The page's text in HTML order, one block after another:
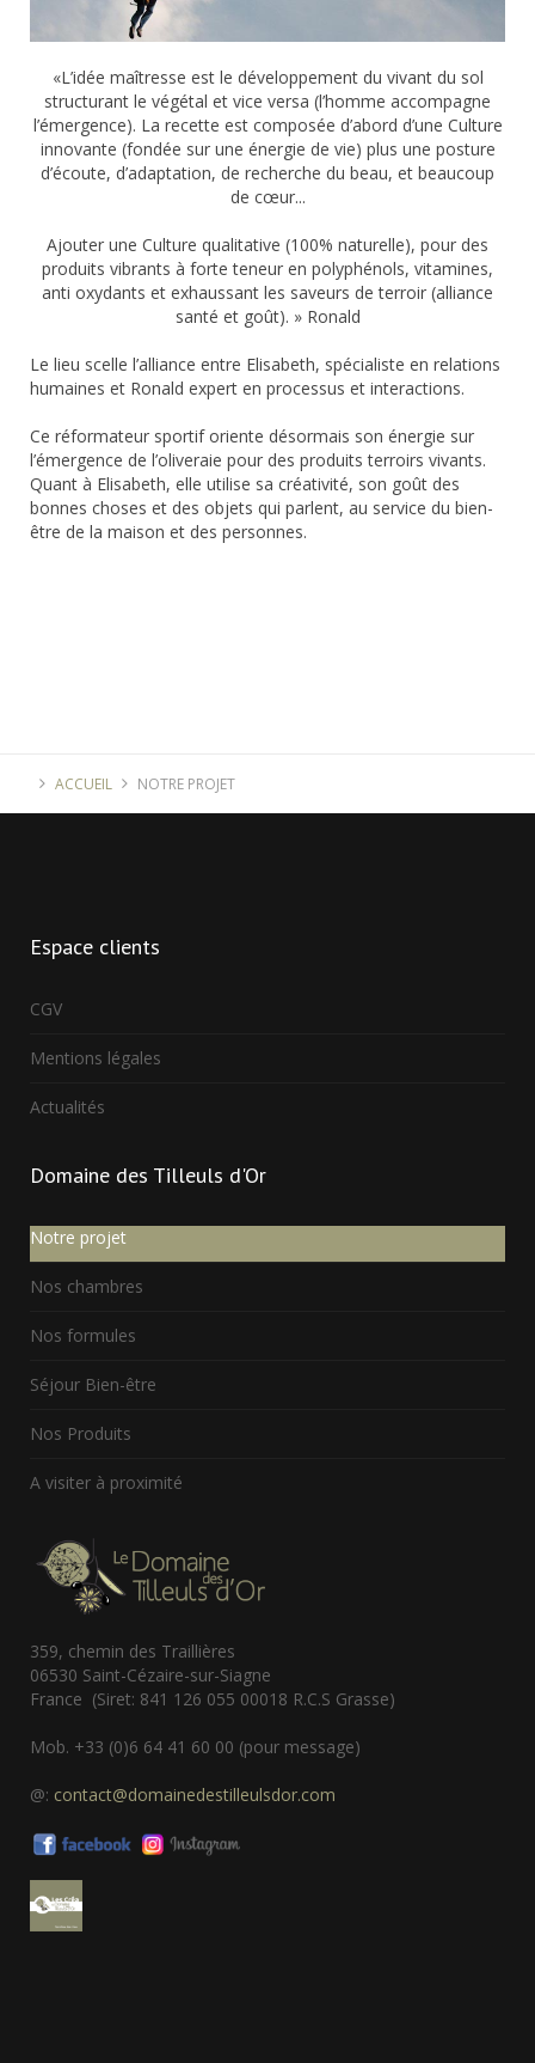
«L’idée maîtresse est le développement du vivant du sol
structurant le végétal et vice versa (l’homme accompagne
l’émergence). La recette est composée d’abord d’une Culture
innovante (fondée sur une énergie de vie) plus une posture
d’écoute, d’adaptation, de recherche du beau, et beaucoup
de cœur...
Ajouter une Culture qualitative (100% naturelle), pour des
produits vibrants à forte teneur en polyphénols, vitamines,
anti oxydants et exhaussant les saveurs de terroir (alliance
santé et goût). » Ronald
Le lieu scelle l’alliance entre Elisabeth, spécialiste en relations
humaines et Ronald expert en processus et interactions.
Ce réformateur sportif oriente désormais son énergie sur
l’émergence de l’oliveraie pour des produits terroirs vivants.
Quant à Elisabeth, elle utilise sa créativité, son goût des
bonnes choses et des objets qui parlent, au service du bien-
être de la maison et des personnes.
ACCUEIL NOTRE PROJET
Espace clients
CGV
Mentions légales
Actualités
Domaine des Tilleuls d'Or
Notre projet
Nos chambres
Nos formules
Séjour Bien-être
Nos Produits
A visiter à proximité
359, chemin des Traillières
06530 Saint-Cézaire-sur-Siagne
France (Siret: 841 126 055 00018 R.C.S Grasse)
Mob. +33 (0)6 64 41 60 00 (pour message)
@: contact@domainedestilleulsdor.com